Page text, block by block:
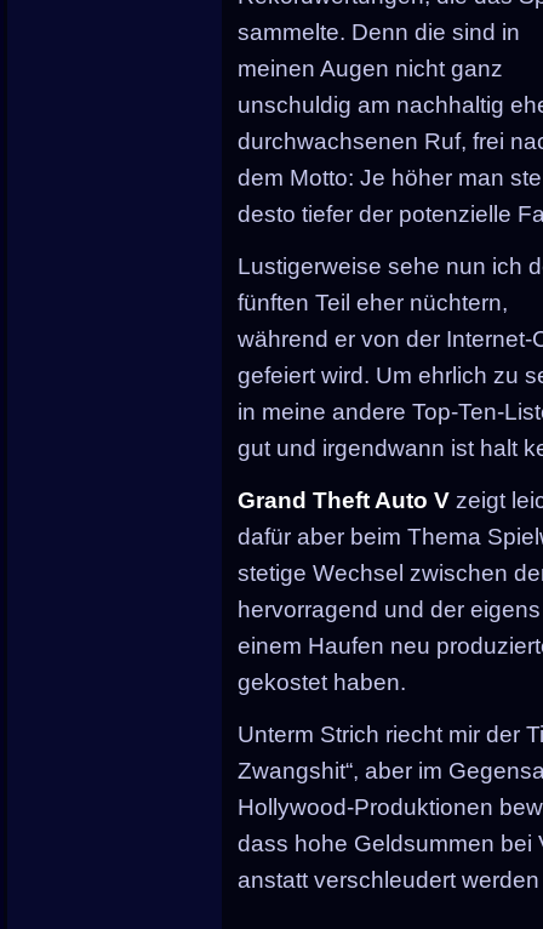
sammelte. Denn die sind in
meinen Augen nicht ganz
unschuldig am nachhaltig
durchwachsenen Ruf, frei
dem Motto: Je höher man
desto tiefer der potenzielle
Lustigerweise sehe nun ich
fünften Teil eher nüchtern,
während er von der
gefeiert wird. Um ehrlich zu
in meine andere Top-Ten-
gut und irgendwann ist halt
Grand Theft Auto V zeigt
dafür aber beim Thema
stetige Wechsel zwischen
hervorragend und der
einem Haufen neu
gekostet haben.
Unterm Strich riecht mir der
Zwangshit“, aber im
Hollywood-Produktionen
dass hohe Geldsummen bei
anstatt verschleudert